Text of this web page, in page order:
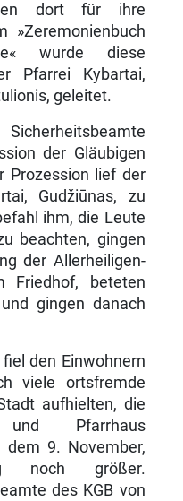
dort für ihre
»Zeremonienbuch
wurde diese
Pfarrei Ky­bartai,
geleitet.
der Gläu­bigen
Prozession lief der
Gudžiūnas, zu
ihm, die Leute
beachten, gingen
der Allerheiligen-
Friedhof, beteten
gingen danach
den Einwohnern
viele ortsfremde
aufhielten, die
Pfarrhaus
dem 9. November,
noch größer.
des KGB von